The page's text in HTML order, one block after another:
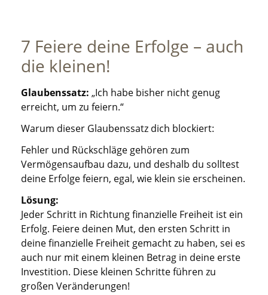
7 Feiere deine Erfolge – auch
die kleinen!
Glaubenssatz: „Ich habe bisher nicht genug
erreicht, um zu feiern.“
Warum dieser Glaubenssatz dich blockiert:
Fehler und Rückschläge gehören zum
Vermögensaufbau dazu, und deshalb du solltest
deine Erfolge feiern, egal, wie klein sie erscheinen.
Lösung:
Jeder Schritt in Richtung finanzielle Freiheit ist ein
Erfolg. Feiere deinen Mut, den ersten Schritt in
deine finanzielle Freiheit gemacht zu haben, sei es
auch nur mit einem kleinen Betrag in deine erste
Investition. Diese kleinen Schritte führen zu
großen Veränderungen!